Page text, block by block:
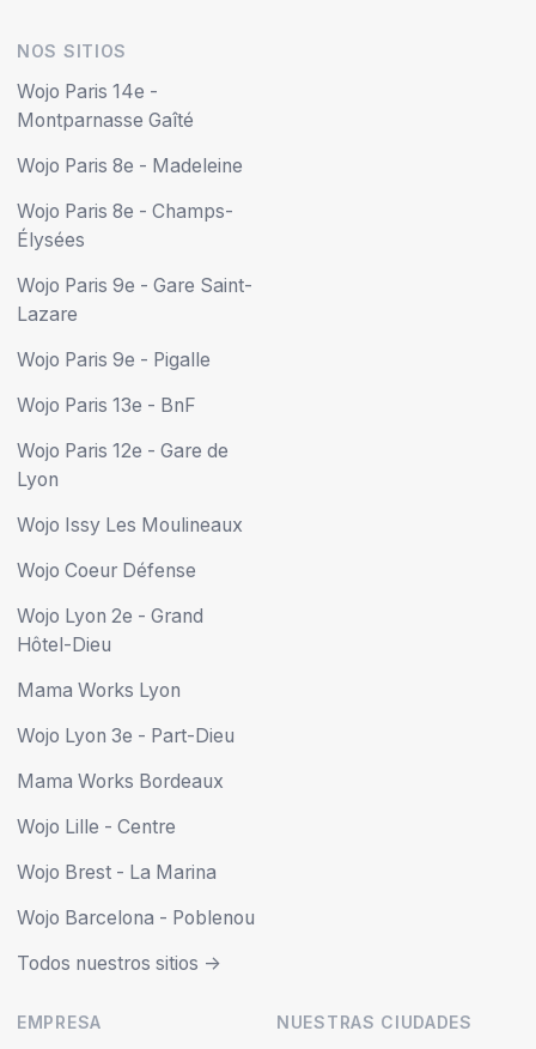
NOS SITIOS
Wojo Paris 14e -
Montparnasse Gaîté
Wojo Paris 8e - Madeleine
Wojo Paris 8e - Champs-
Élysées
Wojo Paris 9e - Gare Saint-
Lazare
Wojo Paris 9e - Pigalle
Wojo Paris 13e - BnF
Wojo Paris 12e - Gare de
Lyon
Wojo Issy Les Moulineaux
Wojo Coeur Défense
Wojo Lyon 2e - Grand
Hôtel-Dieu
Mama Works Lyon
Wojo Lyon 3e - Part-Dieu
Mama Works Bordeaux
Wojo Lille - Centre
Wojo Brest - La Marina
Wojo Barcelona - Poblenou
Todos nuestros sitios ->
EMPRESA NUESTRAS CIUDADES